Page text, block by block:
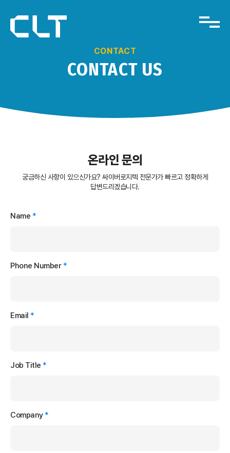
CONTACT
CONTACT US
온라인 문의
궁금하신 사항이 있으신가요? 싸이버로지텍 전문가가 빠르고 정확하게
답변드리겠습니다.
Name *
Phone Number*
Email *
Job Title *
Company*